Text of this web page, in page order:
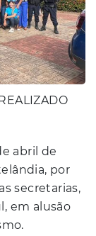
abril de
por
secretarias,
em alusão